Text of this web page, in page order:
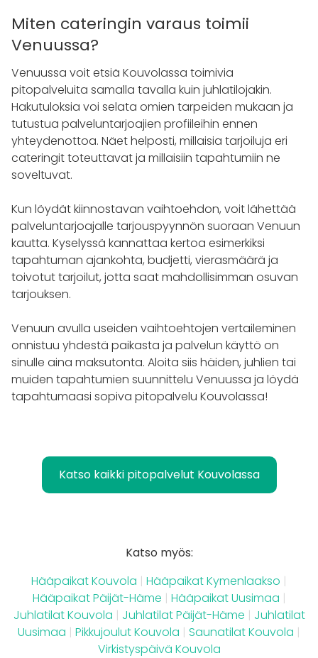
Miten cateringin varaus toimii
Venuussa?
Venuussa voit etsiä Kouvolassa toimivia
pitopalveluita samalla tavalla kuin juhlatilojakin.
Hakutuloksia voi selata omien tarpeiden mukaan ja
tutustua palveluntarjoajien profiileihin ennen
yhteydenottoa. Näet helposti, millaisia tarjoiluja eri
cateringit toteuttavat ja millaisiin tapahtumiin ne
soveltuvat.
Kun löydät kiinnostavan vaihtoehdon, voit lähettää
palveluntarjoajalle tarjouspyynnön suoraan Venuun
kautta. Kyselyssä kannattaa kertoa esimerkiksi
tapahtuman ajankohta, budjetti, vierasmäärä ja
toivotut tarjoilut, jotta saat mahdollisimman osuvan
tarjouksen.
Venuun avulla useiden vaihtoehtojen vertaileminen
onnistuu yhdestä paikasta ja palvelun käyttö on
sinulle aina maksutonta. Aloita siis häiden, juhlien tai
muiden tapahtumien suunnittelu Venuussa ja löydä
tapahtumaasi sopiva pitopalvelu Kouvolassa!
Katso kaikki pitopalvelut Kouvolassa
Katso myös:
Hääpaikat Kouvola | Hääpaikat Kymenlaakso |
Hääpaikat Päijät-Häme | Hääpaikat Uusimaa |
Juhlatilat Kouvola | Juhlatilat Päijät-Häme | Juhlatilat
Uusimaa | Pikkujoulut Kouvola | Saunatilat Kouvola |
Virkistyspäivä Kouvola